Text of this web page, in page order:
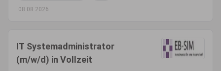
08.08.2026
IT Systemadministrator
(m/w/d) in Vollzeit